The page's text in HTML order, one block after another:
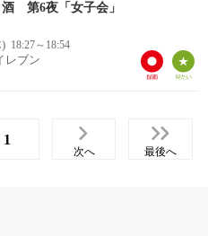
酒 第6夜「女子会」
18:27～18:54
レブン
1
次へ 最後へ